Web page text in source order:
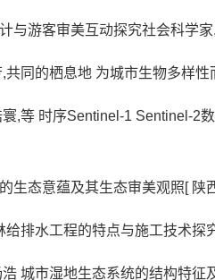
与游客审美互动探究社会科学
共同的栖息地 为城市生物多样
,等 时序Sentinel-1 Sentinel-2
生态意蕴及其生态审美观照[
给排水工程的特点与施工技术探
城市湿地生态系统的结构特